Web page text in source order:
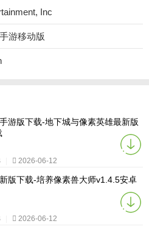
Inc
游移动版
游版下载-地下城与像素英雄最新版
2026-06-12
版下载-培养像素兽大师v1.4.5安卓
2026-06-12